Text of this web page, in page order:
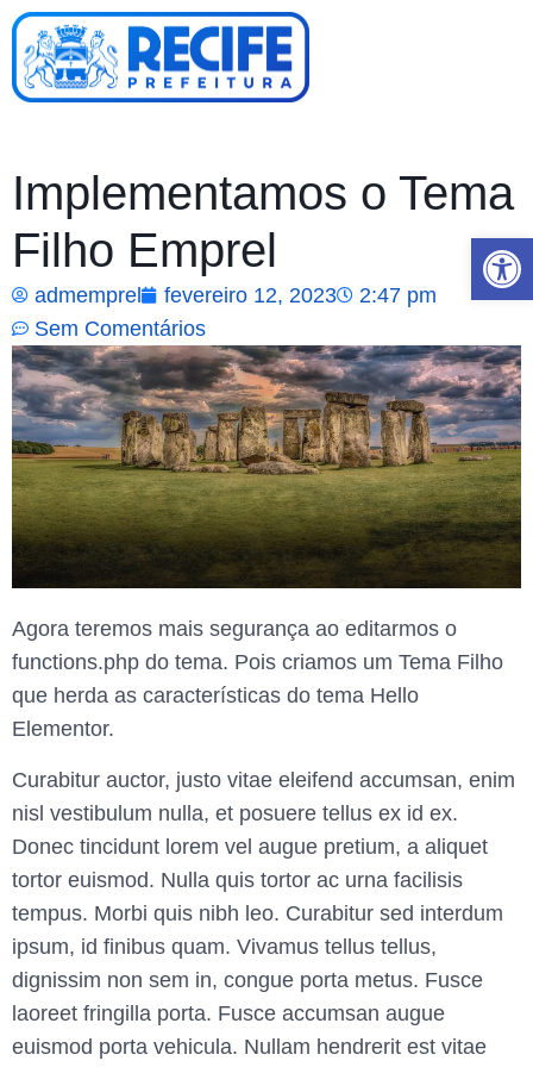
Abrir
Implementamos o Tema
Filho Emprel
admemprel fevereiro 12, 2023
2:47 pm
Sem Comentários
Agora teremos mais segurança ao editarmos o
functions.php do tema. Pois criamos um Tema Filho
que herda as características do tema Hello
Elementor.
Curabitur auctor, justo vitae eleifend accumsan, enim
nisl vestibulum nulla, et posuere tellus ex id ex.
Donec tincidunt lorem vel augue pretium, a aliquet
tortor euismod. Nulla quis tortor ac urna facilisis
tempus. Morbi quis nibh leo. Curabitur sed interdum
ipsum, id finibus quam. Vivamus tellus tellus,
dignissim non sem in, congue porta metus. Fusce
laoreet fringilla porta. Fusce accumsan augue
euismod porta vehicula. Nullam hendrerit est vitae